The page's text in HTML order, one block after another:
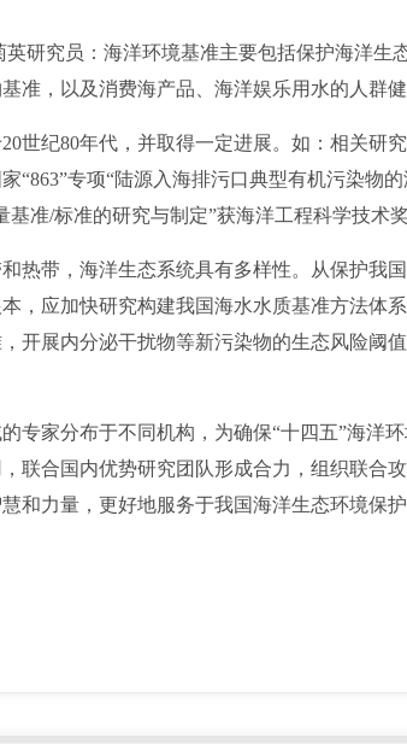
究员：海洋环境基准主要包括保护海洋生
准，以及消费海产品、海洋娱乐用水的人群健
纪80年代，并取得一定进展。如：相关研
“863”专项“陆源入海排污口典型有机污染物
准/标准的研究与制定”获海洋工程科学技术
带，海洋生态系统具有多样性。从保护我国
，应加快研究构建我国海水水质基准方法体
开展内分泌干扰物等新污染物的生态风险阈
家分布于不同机构，为确保“十四五”海洋
联合国内优势研究团队形成合力，组织联合
和力量，更好地服务于我国海洋生态环境保